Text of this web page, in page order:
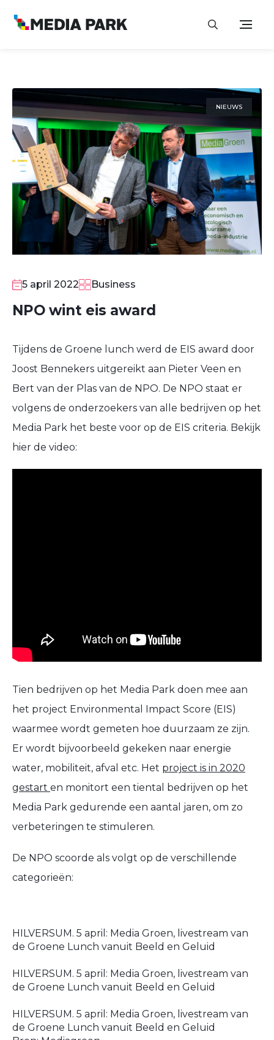
NIEUWS
5 april 2022 Business
NPO wint eis award
Tijdens de Groene lunch werd de EIS award door
Joost Bennekers uitgereikt aan Pieter Veen en
Bert van der Plas van de NPO. De NPO staat er
volgens de onderzoekers van alle bedrijven op het
Media Park het beste voor op de EIS criteria. Bekijk
hier de video:
Tien bedrijven op het Media Park doen mee aan
het project Environmental Impact Score (EIS)
waarmee wordt gemeten hoe duurzaam ze zijn.
Er wordt bijvoorbeeld gekeken naar energie
water, mobiliteit, afval etc. Het project is in 2020
gestart en monitort een tiental bedrijven op het
Media Park gedurende een aantal jaren, om zo
verbeteringen te stimuleren.
De NPO scoorde als volgt op de verschillende
categorieën:
HILVERSUM. 5 april: Media Groen, livestream van
de Groene Lunch vanuit Beeld en Geluid
HILVERSUM. 5 april: Media Groen, livestream van
de Groene Lunch vanuit Beeld en Geluid
HILVERSUM. 5 april: Media Groen, livestream van
de Groene Lunch vanuit Beeld en Geluid